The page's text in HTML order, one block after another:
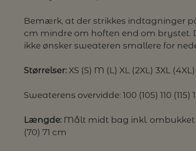
Bemærk, at der strikkes indtagninger
cm mindre om hoften end om brystet.
ikke ønsker sweateren smallere for
Størrelser: XS (S) M (L) XL (2XL) 3XL (4XL)
Sweaterens overvidde: 100 (105) 110 (115)
Længde: Målt midt bag inkl. ombukket
(70) 71 cm